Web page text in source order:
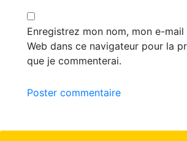
Enregistrez mon nom, mon e-
Web dans ce navigateur pour la
que je commenterai.
Poster commentaire